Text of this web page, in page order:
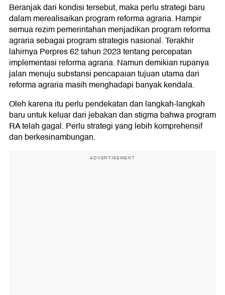
Beranjak dari kondisi tersebut, maka perlu strategi baru
dalam merealisaikan program reforma agraria. Hampir
semua rezim pemerintahan menjadikan program reforma
agraria sebagai program strategis nasional. Terakhir
lahirnya Perpres 62 tahun 2023 tentang percepatan
implementasi reforma agraria. Namun demikian rupanya
jalan menuju substansi pencapaian tujuan utama dari
reforma agraria masih menghadapi banyak kendala.
Oleh karena itu perlu pendekatan dan langkah-langkah
baru untuk keluar dari jebakan dan stigma bahwa program
RA telah gagal. Perlu strategi yang lebih komprehensif
dan berkesinambungan.
ADVERTISEMENT